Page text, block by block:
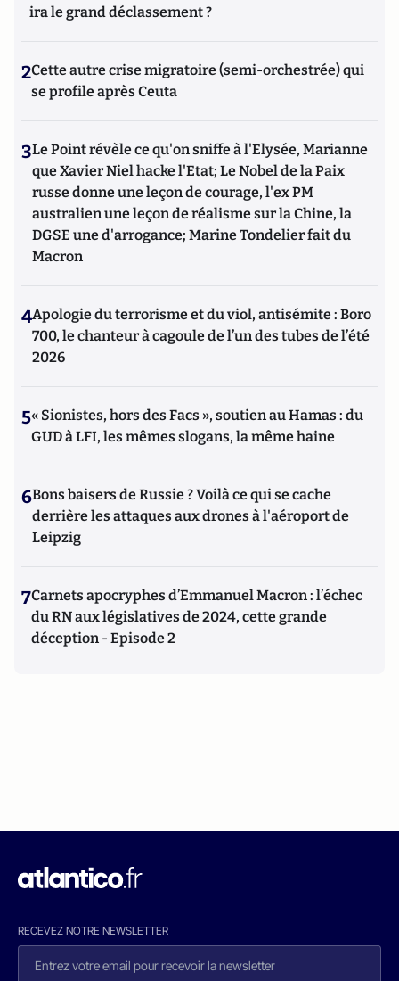
ira le grand déclassement ?
2Cette autre crise migratoire (semi-orchestrée) qui
se profile après Ceuta
3Le Point révèle ce qu'on sniffe à l'Elysée, Marianne
que Xavier Niel hacke l'Etat; Le Nobel de la Paix
russe donne une leçon de courage, l'ex PM
australien une leçon de réalisme sur la Chine, la
DGSE une d'arrogance; Marine Tondelier fait du
Macron
4Apologie du terrorisme et du viol, antisémite : Boro
700, le chanteur à cagoule de l’un des tubes de l’été
2026
5« Sionistes, hors des Facs », soutien au Hamas : du
GUD à LFI, les mêmes slogans, la même haine
6Bons baisers de Russie ? Voilà ce qui se cache
derrière les attaques aux drones à l'aéroport de
Leipzig
7Carnets apocryphes d’Emmanuel Macron : l’échec
du RN aux législatives de 2024, cette grande
déception - Episode 2
RECEVEZ NOTRE NEWSLETTER